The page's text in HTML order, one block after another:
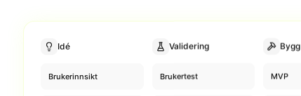
Idé
Brukerinnsikt
Validering
Brukertest
Bygg
MVP